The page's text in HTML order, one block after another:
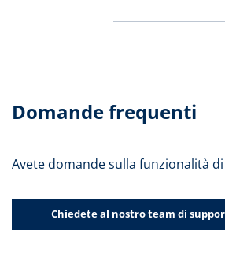
Domande frequenti
Avete domande sulla funzionalità
Chiedete al nostro team di